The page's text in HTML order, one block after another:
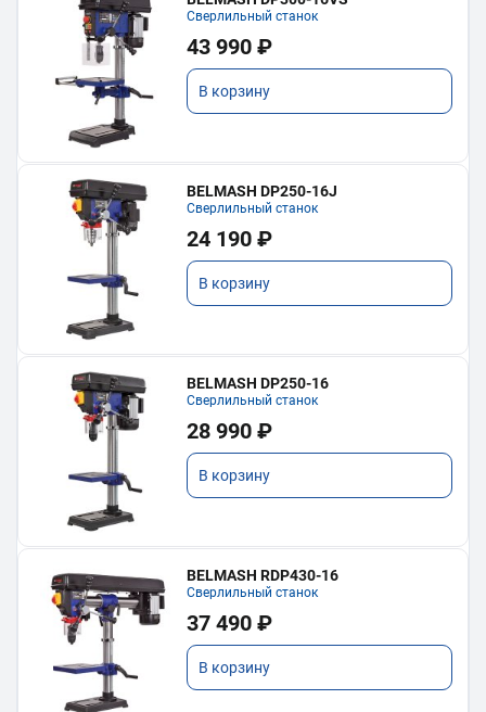
Сверлильный станок
43 990 ₽
В корзину
BELMASH DP250-16J
Сверлильный станок
24 190 ₽
В корзину
BELMASH DP250-16
Сверлильный станок
28 990 ₽
В корзину
BELMASH RDP430-16
Сверлильный станок
37 490 ₽
В корзину